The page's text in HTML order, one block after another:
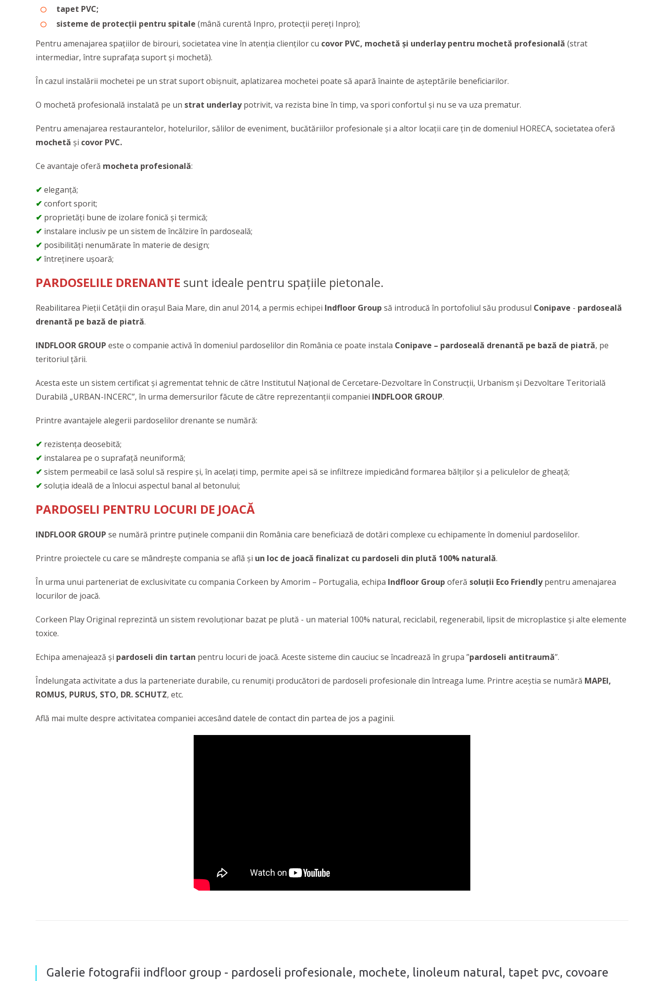
tapet PVC;
sisteme de protecții pentru spitale (mână curentă Inpro, protecții pereți Inpro);
Pentru amenajarea spațiilor de birouri, societatea vine în atenția clienților cu covor PVC, mochetă și underlay pentru mochetă profesională (strat
intermediar, între suprafața suport și mochetă).
În cazul instalării mochetei pe un strat suport obișnuit, aplatizarea mochetei poate să apară înainte de așteptările beneficiarilor.
O mochetă profesională instalată pe un strat underlaypotrivit, va rezista bine în timp, va spori confortul și nu se va uza prematur.
Pentru amenajarea restaurantelor, hotelurilor, sălilor de eveniment, bucătăriilor profesionale și a altor locații care țin de domeniul HORECA, societatea oferă
mochetă și covor PVC.
Ce avantaje oferă mocheta profesională:
✔ eleganță;
✔ confort sporit;
✔ proprietăți bune de izolare fonică și termică;
✔ instalare inclusiv pe un sistem de încălzire în pardoseală;
✔ posibilități nenumărate în materie de design;
✔ întreținere ușoară;
PARDOSELILE DRENANTE sunt ideale pentru spațiile pietonale.
Reabilitarea Pieții Cetății din orașul Baia Mare, din anul 2014, a permis echipei Indfloor Group să introducă în portofoliul său produsul Conipave - pardoseală
drenantă pe bază de piatră.
INDFLOOR GROUP este o companie activă în domeniul pardoselilor din România ce poate instala Conipave – pardoseală drenantă pe bază de piatră, pe
teritoriul țării.
Acesta este un sistem certificat și agrementat tehnic de către Institutul Național de Cercetare-Dezvoltare în Construcții, Urbanism și Dezvoltare Teritorială
Durabilă „URBAN-INCERC”, în urma demersurilor făcute de către reprezentanții companiei INDFLOOR GROUP.
Printre avantajele alegerii pardoselilor drenante se numără:
✔ rezistența deosebită;
✔ instalarea pe o suprafață neuniformă;
✔ sistem permeabil ce lasă solul să respire și, în acelați timp, permite apei să se infiltreze impiedicând formarea bălților și a peliculelor de gheață;
✔ soluția ideală de a înlocui aspectul banal al betonului;
PARDOSELI PENTRU LOCURI DE JOACĂ
INDFLOOR GROUP se numără printre puținele companii din România care beneficiază de dotări complexe cu echipamente în domeniul pardoselilor.
Printre proiectele cu care se mândrește compania se află și un loc de joacă finalizat cu pardoseli din plută 100% naturală.
În urma unui parteneriat de exclusivitate cu compania Corkeen by Amorim – Portugalia, echipa Indfloor Group oferă soluții Eco Friendlypentru amenajarea
locurilor de joacă.
Corkeen Play Original reprezintă un sistem revoluționar bazat pe plută - un material 100% natural, reciclabil, regenerabil, lipsit de microplastice și alte elemente
toxice.
Echipa amenajează și pardoseli din tartan pentru locuri de joacă. Aceste sisteme din cauciuc se încadrează în grupa ”pardoseli antitraumă”.
Îndelungata activitate a dus la parteneriate durabile, cu renumiți producători de pardoseli profesionale din întreaga lume. Printre aceștia se numără MAPEI,
ROMUS, PURUS, STO, DR. SCHUTZ, etc.
Află mai multe despre activitatea companiei accesând datele de contact din partea de jos a paginii.
Galerie fotografii indfloor group - pardoseli profesionale, mochete, linoleum natural, tapet pvc, covoare